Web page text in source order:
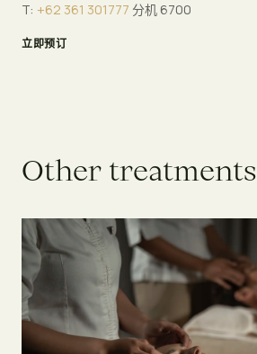
T: +62 361 301777 分机 6700
立即预订
Other treatments